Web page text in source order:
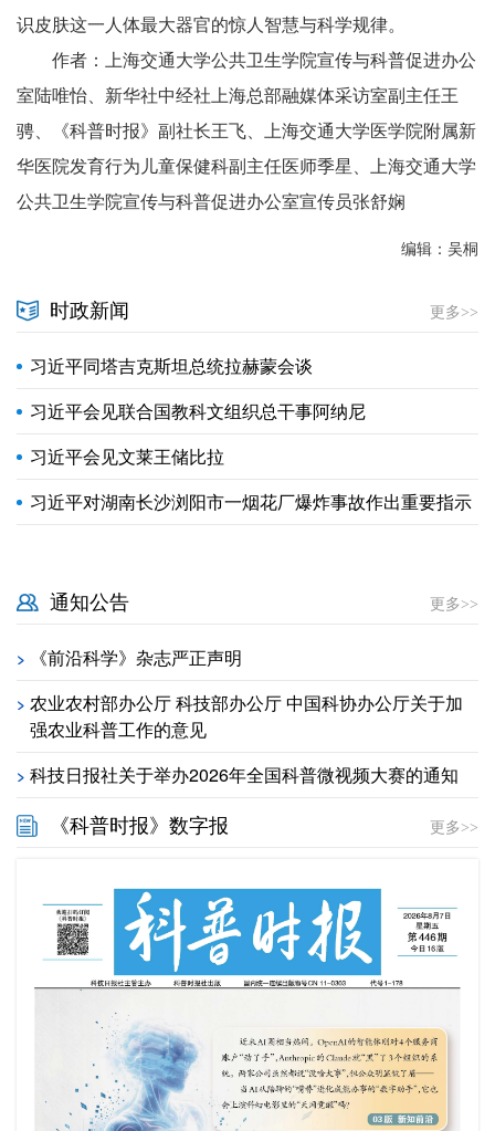
识皮肤这一人体最大器官的惊人智慧与科学规律。
作者：上海交通大学公共卫生学院宣传与科普促进办公
室陆唯怡、新华社中经社上海总部融媒体采访室副主任王
骋、《科普时报》副社长王飞、上海交通大学医学院附属新
华医院发育行为儿童保健科副主任医师季星、上海交通大学
公共卫生学院宣传与科普促进办公室宣传员张舒娴
编辑：吴桐
时政新闻 更多>>
习近平同塔吉克斯坦总统拉赫蒙会谈
习近平会见联合国教科文组织总干事阿纳尼
习近平会见文莱王储比拉
习近平对湖南长沙浏阳市一烟花厂爆炸事故作出重要指示
通知公告 更多>>
> 《前沿科学》杂志严正声明
> 农业农村部办公厅 科技部办公厅 中国科协办公厅关于加
强农业科普工作的意见
> 科技日报社关于举办2026年全国科普微视频大赛的通知
《科普时报》数字报 更多>>